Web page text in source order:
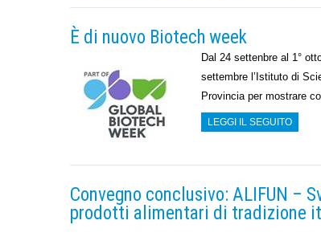
È di nuovo Biotech week
Dal 24 settenbre al 1°
settembre l’Istituto di
Provincia per mostrare
LEGGI IL SEGUITO
Convegno conclusivo: ALIFUN –
prodotti alimentari di tradizione